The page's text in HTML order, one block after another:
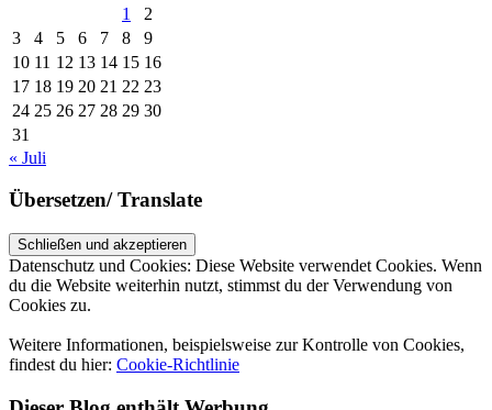
1
2
3
4 5 6 7 8
9
10 11 12 13 14 15 16
17 18 19 20 21 22 23
24 25 26 27 28 29 30
31
« Juli
Übersetzen/ Translate
Datenschutz und Cookies: Diese Website verwendet Cookies. Wenn
du die Website weiterhin nutzt, stimmst du der Verwendung von
Cookies zu.
Weitere Informationen, beispielsweise zur Kontrolle von Cookies,
findest du hier: Cookie-Richtlinie